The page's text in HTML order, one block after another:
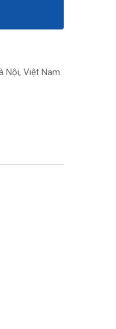
Nội, Việt Nam.